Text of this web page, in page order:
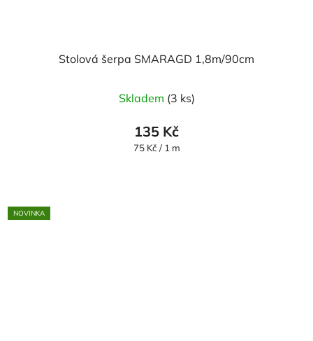
Stolová šerpa SMARAGD 1,8m/90cm
Skladem (3 ks)
135 Kč
Měrná
75 Kč / 1 m
NOVINKA